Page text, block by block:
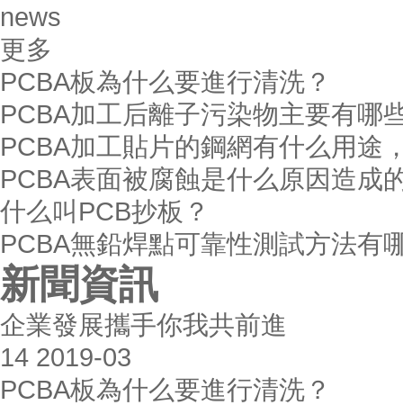
news
更多
PCBA板為什么要進行清洗？
PCBA加工后離子污染物主要有哪
PCBA加工貼片的鋼網有什么用途
PCBA表面被腐蝕是什么原因造成
什么叫PCB抄板？
PCBA無鉛焊點可靠性測試方法有
新聞資訊
企業發展攜手你我共前進
14 2019-03
PCBA板為什么要進行清洗？